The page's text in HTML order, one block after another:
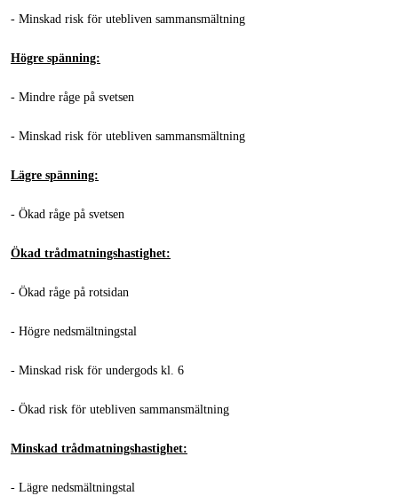
- Minskad risk för utebliven sammansmältning
Högre spänning:
- Mindre råge på svetsen
- Minskad risk för utebliven sammansmältning
Lägre spänning:
- Ökad råge på svetsen
Ökad trådmatningshastighet:
- Ökad råge på rotsidan
- Högre nedsmältningstal
- Minskad risk för undergods kl. 6
- Ökad risk för utebliven sammansmältning
Minskad trådmatningshastighet:
- Lägre nedsmältningstal